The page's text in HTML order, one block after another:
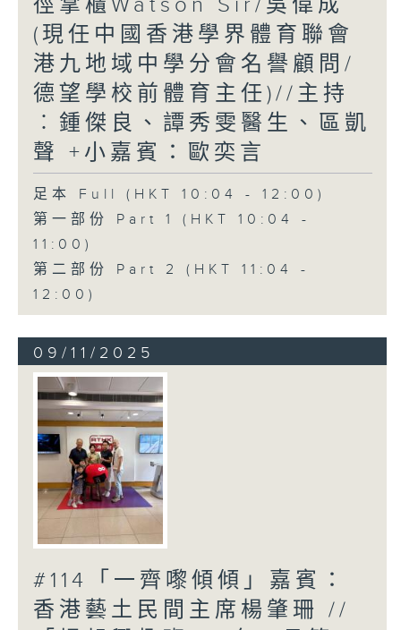
徑掌櫃Watson Sir/吳偉成
(現任中國香港學界體育聯會
港九地域中學分會名譽顧問/
德望學校前體育主任)//主持
︰鍾傑良、譚秀雯醫生、區凱
聲 +小嘉賓：歐奕言
足本 Full (HKT 10:04 - 12:00)
第一部份 Part 1 (HKT 10:04 -
11:00)
第二部份 Part 2 (HKT 11:04 -
12:00)
09/11/2025
#114「一齊嚟傾傾」嘉賓：
香港藝土民間主席楊肇珊 //